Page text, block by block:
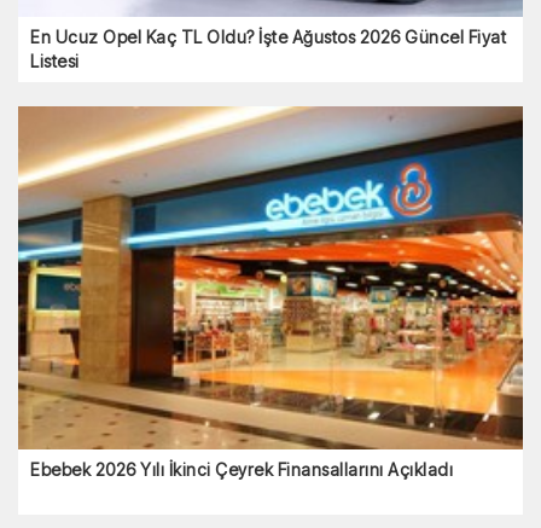
En Ucuz Opel Kaç TL Oldu? İşte Ağustos 2026 Güncel Fiyat
Listesi
Ebebek 2026 Yılı İkinci Çeyrek Finansallarını Açıkladı